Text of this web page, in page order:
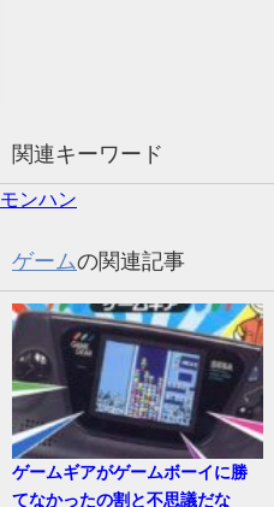
関連キーワード
モンハン
ゲームの関連記事
ゲームギアがゲームボーイに勝
てなかったの割と不思議だな